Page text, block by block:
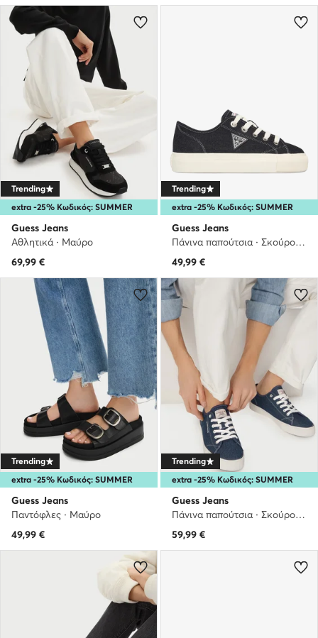
extra -25% Κωδικός: SUMMER
Trending
Guess Jeans
Αθλητικά · Μαύρο
69,99 €
extra -25% Κωδικός: SUMMER
Trending
Guess Jeans
Πάνινα παπούτσια · Σκούρο μπλε
49,99 €
extra -25% Κωδικός: SUMMER
Trending
Guess Jeans
Παντόφλες · Μαύρο
49,99 €
extra -25% Κωδικός: SUMMER
Trending
Guess Jeans
Πάνινα παπούτσια · Σκούρο μπλε
59,99 €